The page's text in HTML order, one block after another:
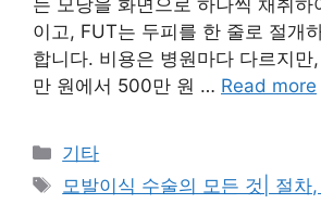
이고, FUT는 두피를 한 줄로 절개
합니다. 비용은 병원마다 다르지
만 원에서 500만 원 … Read more
Categories
기타
Tags
모발이식 수술의 모든 것| 절차